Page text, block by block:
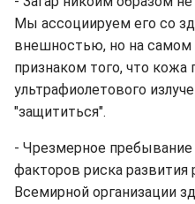
Мы ассоциируем его со
внешностью, но на самом
признаком того, что кожа
ультрафиолетового
"защититься".
- Чрезмерное пребывание
факторов риска
Всемирной организации